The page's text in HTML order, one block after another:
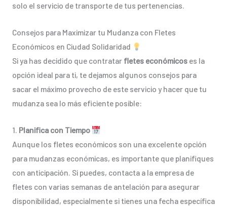
solo el servicio de transporte de tus pertenencias.
Consejos para Maximizar tu Mudanza con Fletes
Económicos en Ciudad Solidaridad
Si ya has decidido que contratar fletes económicoses la
opción ideal para ti, te dejamos algunos consejos para
sacar el máximo provecho de este servicio y hacer que tu
mudanza sea lo más eficiente posible:
1. Planifica con Tiempo
Aunque los fletes económicos son una excelente opción
para mudanzas económicas, es importante que planifiques
con anticipación. Si puedes, contacta a la empresa de
fletes con varias semanas de antelación para asegurar
disponibilidad, especialmente si tienes una fecha específica